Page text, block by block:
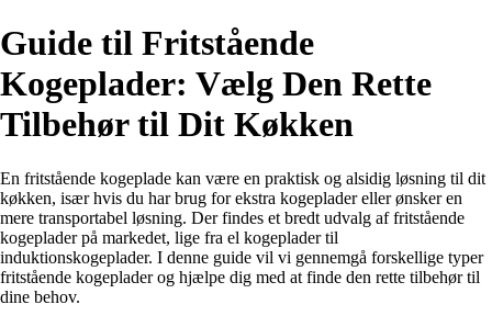
Guide til Fritstående
Kogeplader: Vælg Den Rette
Tilbehør til Dit Køkken
En fritstående kogeplade kan være en praktisk og alsidig løsning til dit
køkken, især hvis du har brug for ekstra kogeplader eller ønsker en
mere transportabel løsning. Der findes et bredt udvalg af fritstående
kogeplader på markedet, lige fra el kogeplader til
induktionskogeplader. I denne guide vil vi gennemgå forskellige typer
fritstående kogeplader og hjælpe dig med at finde den rette tilbehør til
dine behov.